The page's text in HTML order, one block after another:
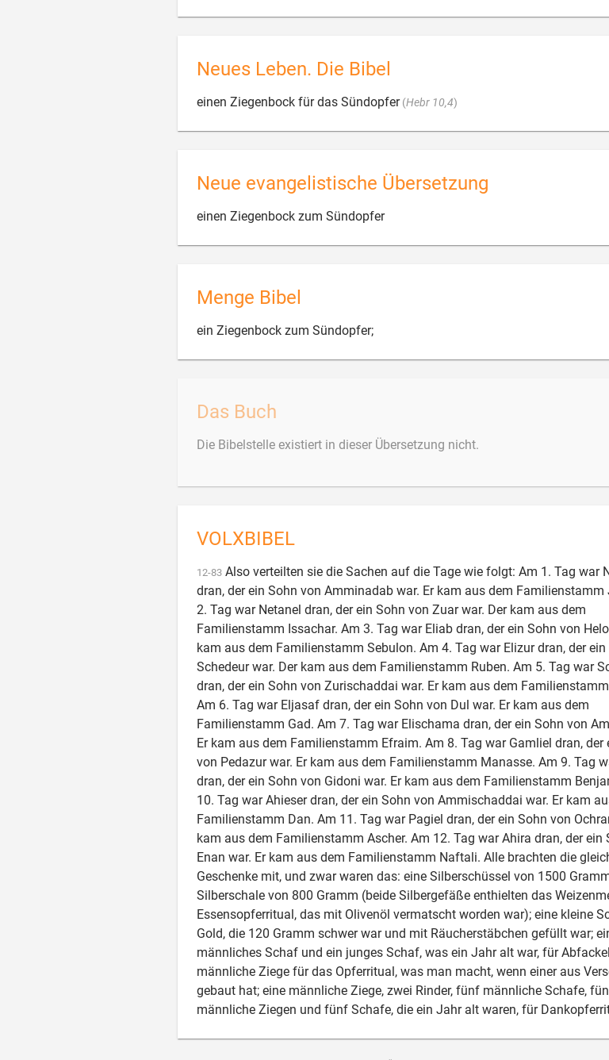
Neues Leben. Die Bibel
einen Ziegenbock für das Sündopfer(Hebr 10,4)
Neue evangelistische Übersetzung
einen Ziegenbock zum Sündopfer
Menge Bibel
ein Ziegenbock zum Sündopfer;
Das Buch
Die Bibelstelle existiert in dieser Übersetzung nicht.
VOLXBIBEL
12-83 Also verteilten sie die Sachen auf die Tage wie folgt: Am 1. Tag war
dran, der ein Sohn von Amminadab war. Er kam aus dem Familienstamm
2. Tag war Netanel dran, der ein Sohn von Zuar war. Der kam aus dem
Familienstamm Issachar. Am 3. Tag war Eliab dran, der ein Sohn von
kam aus dem Familienstamm Sebulon. Am 4. Tag war Elizur dran, der ein
Schedeur war. Der kam aus dem Familienstamm Ruben. Am 5. Tag war
dran, der ein Sohn von Zurischaddai war. Er kam aus dem
Am 6. Tag war Eljasaf dran, der ein Sohn von Dul war. Er kam aus dem
Familienstamm Gad. Am 7. Tag war Elischama dran, der ein Sohn von
Er kam aus dem Familienstamm Efraim. Am 8. Tag war Gamliel dran, der
von Pedazur war. Er kam aus dem Familienstamm Manasse. Am 9. Tag
dran, der ein Sohn von Gidoni war. Er kam aus dem Familienstamm
10. Tag war Ahieser dran, der ein Sohn von Ammischaddai war. Er kam
Familienstamm Dan. Am 11. Tag war Pagiel dran, der ein Sohn von
kam aus dem Familienstamm Ascher. Am 12. Tag war Ahira dran, der ein
Enan war. Er kam aus dem Familienstamm Naftali. Alle brachten die
Geschenke mit, und zwar waren das: eine Silberschüssel von 1500
Silberschale von 800 Gramm (beide Silbergefäße enthielten das
Essensopferritual, das mit Olivenöl vermatscht worden war); eine kleine
Gold, die 120 Gramm schwer war und mit Räucherstäbchen gefüllt war;
männliches Schaf und ein junges Schaf, was ein Jahr alt war, für
männliche Ziege für das Opferritual, was man macht, wenn einer aus
gebaut hat; eine männliche Ziege, zwei Rinder, fünf männliche Schafe,
männliche Ziegen und fünf Schafe, die ein Jahr alt waren, für